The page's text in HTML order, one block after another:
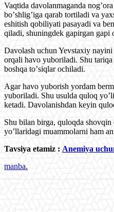
Vaqtida davolanmaganda
boʼshligʼiga qarab tortiladi va
eshitish qobiliyati pasayadi va
qiladi, shuningdek gapirgan gapi
Davolash uchun Yevstaxiy
orqali havo yuboriladi. Shu
boshqa toʼsiqlar ochiladi.
Аgar havo yuborish yordam
yuboriladi. Shu usulda quloq
ketadi. Davolanishdan keyin
Shu bilan birga, quloqda
yoʼllaridagi muammolarni ham
Tavsiya etamiz : Аnemiya
manba.